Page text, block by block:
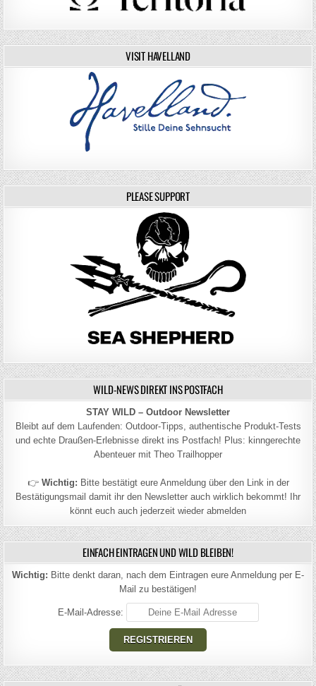
VISIT HAVELLAND
PLEASE SUPPORT
WILD-NEWS DIREKT INS POSTFACH
STAY WILD – Outdoor Newsletter
Bleibt auf dem Laufenden: Outdoor-Tipps, authentische Produkt-Tests
und echte Draußen-Erlebnisse direkt ins Postfach! Plus: kinngerechte
Abenteuer mit Theo Trailhopper
👉 Wichtig: Bitte bestätigt eure Anmeldung über den Link in der
Bestätigungsmail damit ihr den Newsletter auch wirklich bekommt! Ihr
könnt euch auch jederzeit wieder abmelden
EINFACH EINTRAGEN UND WILD BLEIBEN!
Wichtig: Bitte denkt daran, nach dem Eintragen eure Anmeldung per E-
Mail zu bestätigen!
E-Mail-Adresse: